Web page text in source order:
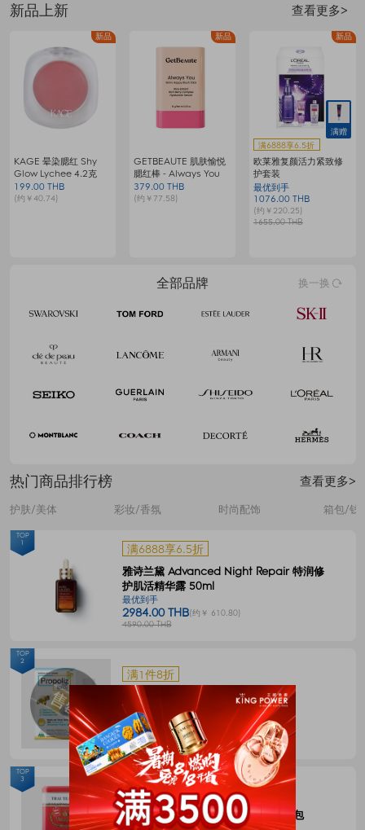
新品上新 查看更多>
新品
KAGE 晕染腮红 Shy
Glow Lychee 4.2克
199.00 THB
(约￥40.74)
新品
GETBEAUTE 肌肤愉悦
腮红棒 - Always You
379.00 THB
(约￥77.58)
新品
满赠
满6888享6.5折
欧莱雅复颜活力紧致修
护套装
最优到手
1076.00 THB
(约￥220.25)
1655.00 THB
全部品牌 换一换
热门商品排行榜 查看更多>
护肤/美体 彩妆/香氛 时尚配饰 箱包/钱
满6888享6.5折
雅诗兰黛 Advanced Night Repair 特润修
护肌活精华露 50ml
最优到手
2984.00 THB(约￥ 610.80)
4590.00 THB
TOP
1
满1件8折
Propoliz 蜂胶口腔喷剂 15毫升
最优到手
120.00 THB(约￥ 24.57)
150.00 THB
TOP
2
满1件8折
CHATRAMUE泰国手标红茶包4g*50包
TOP
3